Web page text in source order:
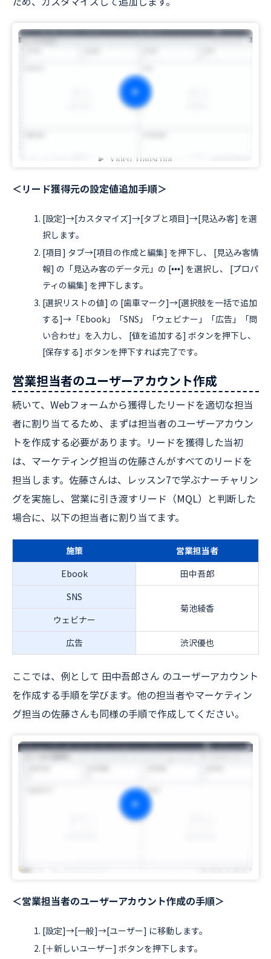
＜リード獲得元の設定値追加手順＞
[設定]→[カスタマイズ]→[タブと項目]→[見込み客] を選
択します。
[項目] タブ→[項目の作成と編集] を押下し、 [見込み客情
報] の「見込み客のデータ元」の [•••] を選択し、 [プロパ
ティの編集] を押下します。
[選択リストの値] の [歯車マーク]→[選択肢を一括で追加
する]→「Ebook」「SNS」「ウェビナー」「広告」「問
い合わせ」を入力し、 [値を追加する] ボタンを押下し、
[保存する] ボタンを押下すれば完了です。
営業担当者のユーザーアカウント作成
続いて、Webフォームから獲得したリードを適切な担当
者に割り当てるため、まずは担当者のユーザーアカウン
トを作成する必要があります。リードを獲得した当初
は、マーケティング担当の佐藤さんがすべてのリードを
担当します。佐藤さんは、レッスン7で学ぶナーチャリン
グを実施し、営業に引き渡すリード（MQL）と判断した
場合に、以下の担当者に割り当てます。
施策
営業担当者
Ebook
田中吾郎
SNS
菊池綾香
ウェビナー
広告
渋沢優也
ここでは、例として 田中吾郎さん のユーザーアカウント
を作成する手順を学びます。他の担当者やマーケティン
グ担当の佐藤さんも同様の手順で作成してください。
＜営業担当者のユーザーアカウント作成の手順＞
[設定]→[一般]→[ユーザー] に移動します。
[＋新しいユーザー] ボタンを押下します。